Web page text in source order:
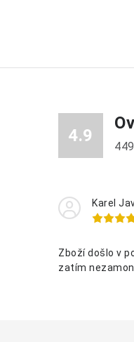
4.9
449
Karel
Zboží došlo v
zatím